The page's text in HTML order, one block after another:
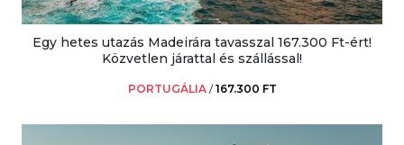
Egy hetes utazás Madeirára tavasszal 167.300 Ft-ért!
Közvetlen járattal és szállással!
PORTUGÁLIA /167.300 FT